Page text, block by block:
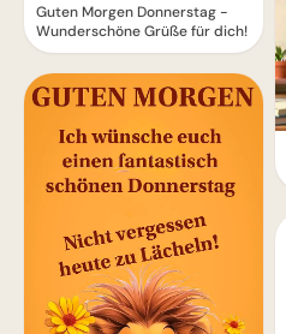
Guten Morgen Donnerstag -
Wunderschöne Grüße für dich!